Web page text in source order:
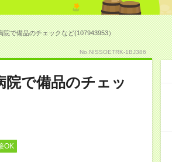
で備品のチェックなど(107943953）
No.NISSOETRK-1BJ386
院で備品のチェッ
OK